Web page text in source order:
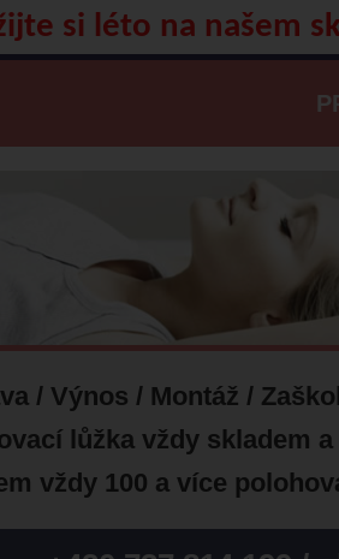
si léto na našem
/ Výnos / Montáž /
lůžka vždy skladem
vždy 100 a více